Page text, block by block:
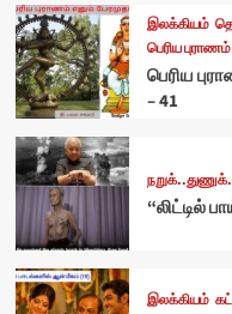
இலக்கியம்
பெரிய
பெரிய
– 41
“லிட்டில்
இலக்கியம்